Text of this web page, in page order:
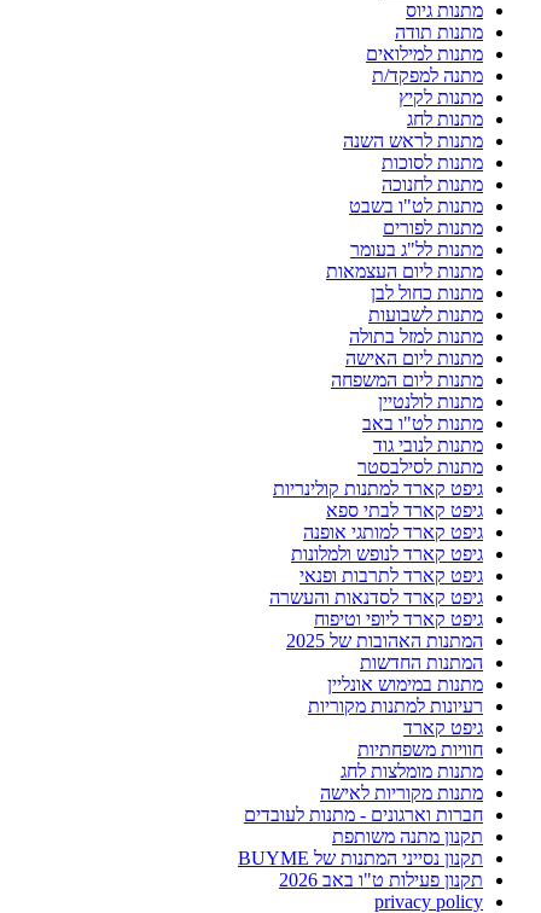
מתנות גיוס
מתנות תודה
מתנות למילואים
מתנה למפקד/ת
מתנות לקיץ
מתנות לחג
מתנות לראש השנה
מתנות לסוכות
מתנות לחנוכה
מתנות לט"ו בשבט
מתנות לפורים
מתנות לל"ג בעומר
מתנות ליום העצמאות
מתנות כחול לבן
מתנות לשבועות
מתנות למזל בתולה
מתנות ליום האישה
מתנות ליום המשפחה
מתנות לולנטיין
מתנות לט"ו באב
מתנות לנובי גוד
מתנות לסילבסטר
גיפט קארד למתנות קולינריות
גיפט קארד לבתי ספא
גיפט קארד למותגי אופנה
גיפט קארד לנופש ולמלונות
גיפט קארד לתרבות ופנאי
גיפט קארד לסדנאות והעשרה
גיפט קארד ליופי וטיפוח
המתנות האהובות של 2025
המתנות החדשות
מתנות במימוש אונליין
רעיונות למתנות מקוריות
גיפט קארד
חוויות משפחתיות
מתנות מומלצות לחג
מתנות מקוריות לאישה
חברות וארגונים - מתנות לעובדים
תקנון מתנה משותפת
תקנון נסייני המתנות של BUYME
תקנון פעילות ט"ו באב 2026
privacy policy